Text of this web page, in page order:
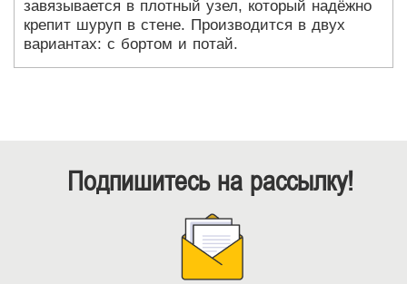
завязывается в плотный узел, который надёжно
крепит шуруп в стене. Производится в двух
вариантах: с бортом и потай.
Подпишитесь на рассылку!